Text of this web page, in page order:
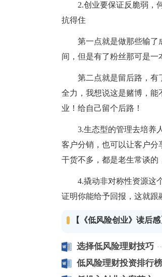
2.创业要保证反脆弱，何
抗得住
第一点就是做那些输了成
间，但是有了粉丝那可是一
第二点就是留后路，有了
全力，我想说这是赌博，能
业！给自己留个后路！
3.生态型的管理去培养人
客户分销，也可以让客户
干货不多，都是老生常谈的
4.撬动非对称性资源这个
证明你能给予回报，这就跟
【《低风险创业》读后
选择低风险理财技巧
低风险理财投资排行榜